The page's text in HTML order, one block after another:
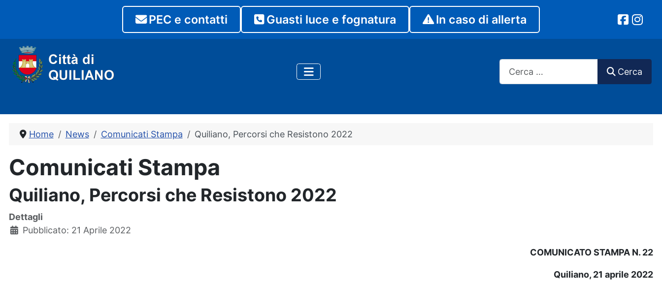
PEC e contatti Guasti luce e fognatura In caso di allerta
Cerca
Cerca
Home News Comunicati Stampa Quiliano, Percorsi che Resistono 2022
Comunicati Stampa
Quiliano, Percorsi che Resistono 2022
Dettagli
Pubblicato: 21 Aprile 2022
COMUNICATO STAMPA N. 22
Quiliano, 21 aprile 2022